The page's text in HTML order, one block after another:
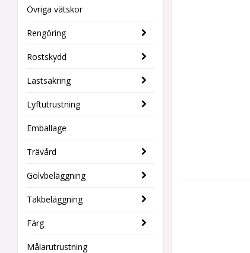
Övriga vätskor
Rengöring
Rostskydd
Lastsäkring
Lyftutrustning
Emballage
Trävård
Golvbeläggning
Takbeläggning
Färg
Målarutrustning